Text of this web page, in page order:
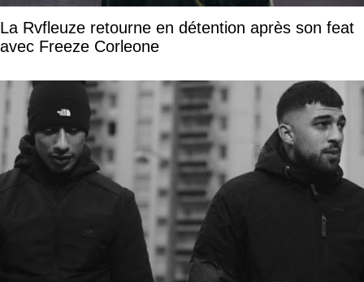
La Rvfleuze retourne en détention après son feat
avec Freeze Corleone